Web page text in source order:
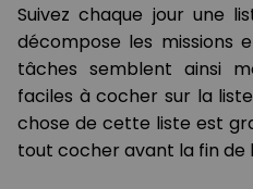
Suivez chaque jour une
décompose les missions
tâches semblent ainsi
faciles à cocher sur la
chose de cette liste est
tout cocher avant la fin de